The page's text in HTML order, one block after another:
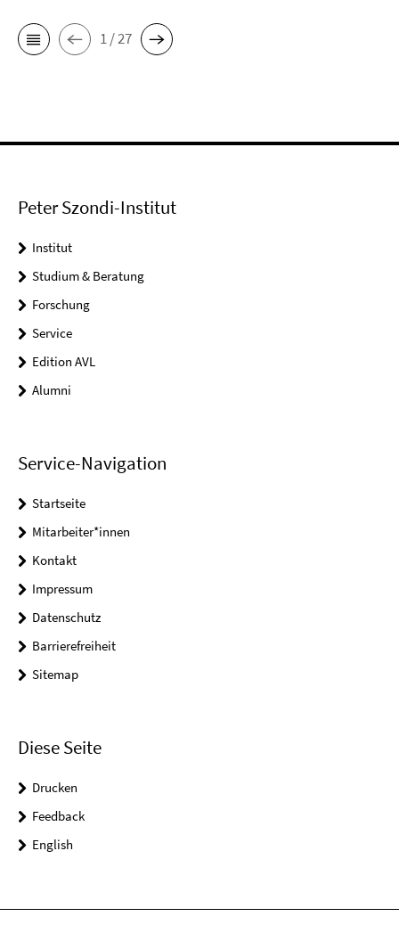
1 / 27
Peter Szondi-Institut
Institut
Studium & Beratung
Forschung
Service
Edition AVL
Alumni
Service-Navigation
Startseite
Mitarbeiter*innen
Kontakt
Impressum
Datenschutz
Barrierefreiheit
Sitemap
Diese Seite
Drucken
Feedback
English